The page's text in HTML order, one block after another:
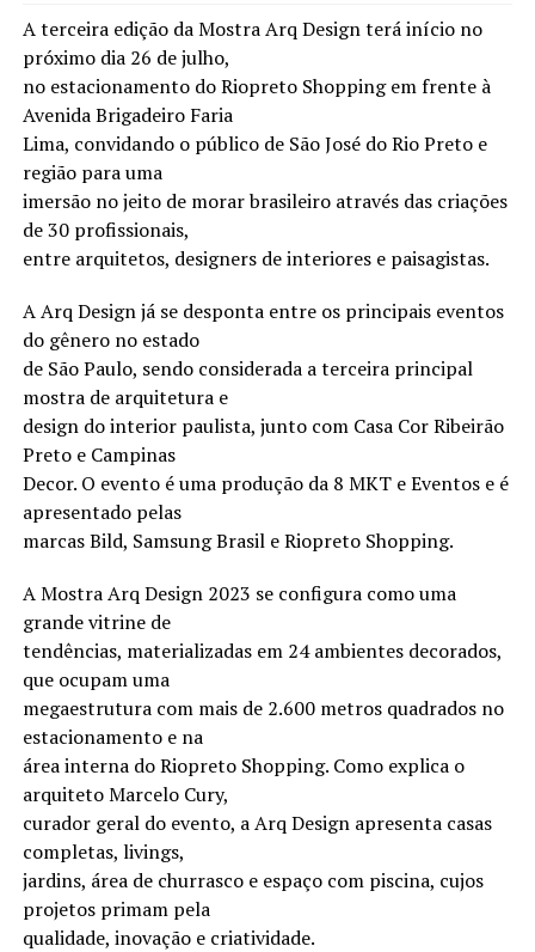
A terceira edição da Mostra Arq Design terá início no
próximo dia 26 de julho,
no estacionamento do Riopreto Shopping em frente à
Avenida Brigadeiro Faria
Lima, convidando o público de São José do Rio Preto e
região para uma
imersão no jeito de morar brasileiro através das criações
de 30 profissionais,
entre arquitetos, designers de interiores e paisagistas.
A Arq Design já se desponta entre os principais eventos
do gênero no estado
de São Paulo, sendo considerada a terceira principal
mostra de arquitetura e
design do interior paulista, junto com Casa Cor Ribeirão
Preto e Campinas
Decor. O evento é uma produção da 8 MKT e Eventos e é
apresentado pelas
marcas Bild, Samsung Brasil e Riopreto Shopping.
A Mostra Arq Design 2023 se configura como uma
grande vitrine de
tendências, materializadas em 24 ambientes decorados,
que ocupam uma
megaestrutura com mais de 2.600 metros quadrados no
estacionamento e na
área interna do Riopreto Shopping. Como explica o
arquiteto Marcelo Cury,
curador geral do evento, a Arq Design apresenta casas
completas, livings,
jardins, área de churrasco e espaço com piscina, cujos
projetos primam pela
qualidade, inovação e criatividade.